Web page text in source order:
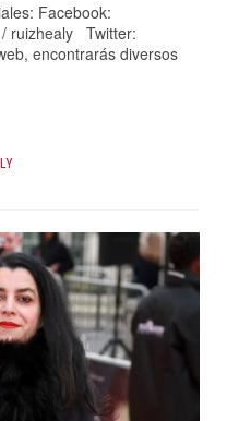
Facebook:
ruizhealy Twitter:
encontrarás diversos